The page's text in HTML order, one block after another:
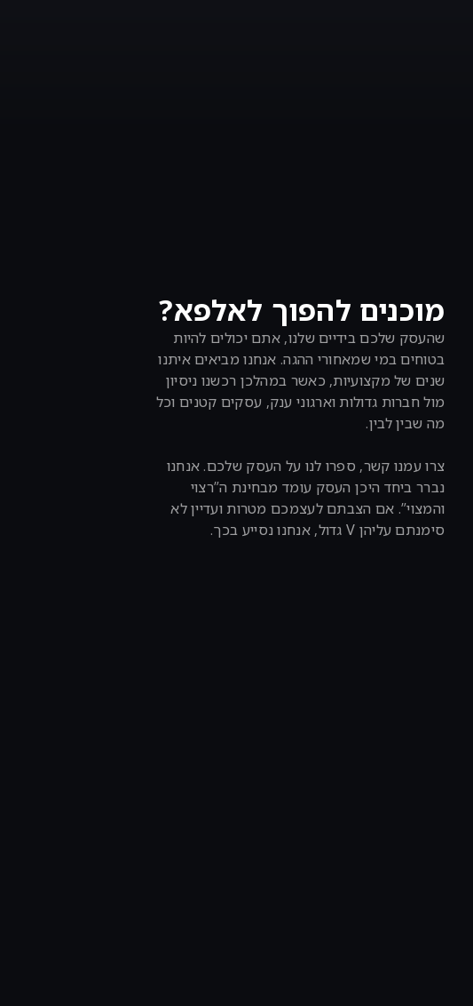
מוכנים להפוך לאלפא?
שהעסק שלכם בידיים שלנו, אתם יכולים להיות
בטוחים במי שמאחורי ההגה. אנחנו מביאים איתנו
שנים של מקצועיות, כאשר במהלכן רכשנו ניסיון
מול חברות גדולות וארגוני ענק, עסקים קטנים וכל
מה שבין לבין.
צרו עמנו קשר, ספרו לנו על העסק שלכם. אנחנו
נברר ביחד היכן העסק עומד מבחינת ה”רצוי
והמצוי”. אם הצבתם לעצמכם מטרות ועדיין לא
סימנתם עליהן V גדול, אנחנו נסייע בכך.